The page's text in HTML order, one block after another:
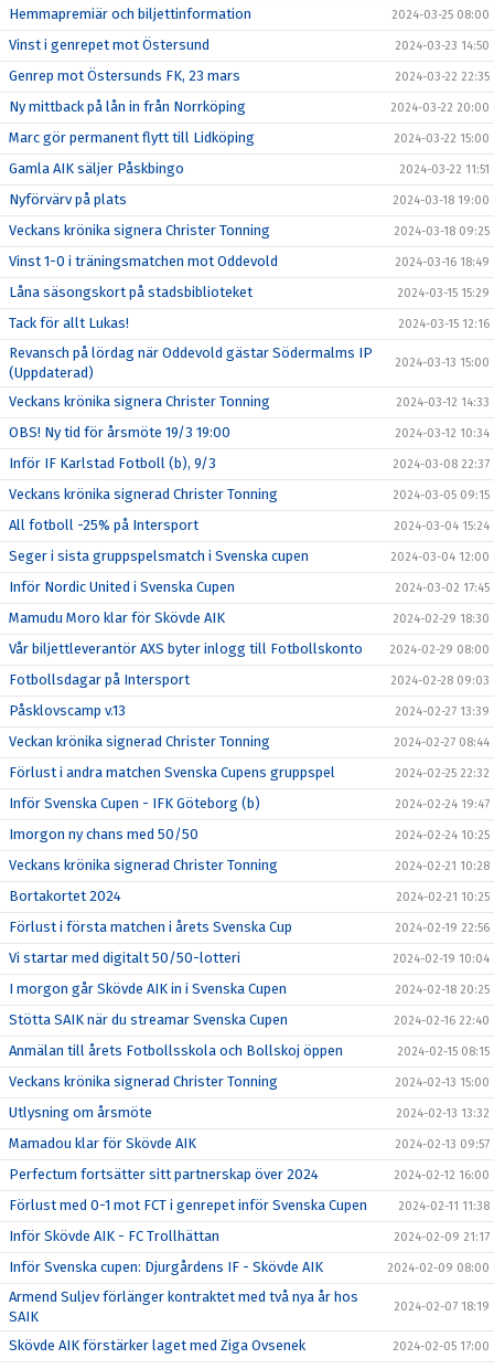
Hemmapremiär och biljettinformation 2024-03-25 08:00
Vinst i genrepet mot Östersund 2024-03-23 14:50
Genrep mot Östersunds FK, 23 mars 2024-03-22 22:35
Ny mittback på lån in från Norrköping 2024-03-22 20:00
Marc gör permanent flytt till Lidköping 2024-03-22 15:00
Gamla AIK säljer Påskbingo 2024-03-22 11:51
Nyförvärv på plats 2024-03-18 19:00
Veckans krönika signera Christer Tonning 2024-03-18 09:25
Vinst 1-0 i träningsmatchen mot Oddevold 2024-03-16 18:49
Låna säsongskort på stadsbiblioteket 2024-03-15 15:29
Tack för allt Lukas! 2024-03-15 12:16
Revansch på lördag när Oddevold gästar Södermalms IP
(Uppdaterad)
2024-03-13 15:00
Veckans krönika signera Christer Tonning 2024-03-12 14:33
OBS! Ny tid för årsmöte 19/3 19:00 2024-03-12 10:34
Inför IF Karlstad Fotboll (b), 9/3 2024-03-08 22:37
Veckans krönika signerad Christer Tonning 2024-03-05 09:15
All fotboll -25% på Intersport 2024-03-04 15:24
Seger i sista gruppspelsmatch i Svenska cupen 2024-03-04 12:00
Inför Nordic United i Svenska Cupen 2024-03-02 17:45
Mamudu Moro klar för Skövde AIK 2024-02-29 18:30
Vår biljettleverantör AXS byter inlogg till Fotbollskonto 2024-02-29 08:00
Fotbollsdagar på Intersport 2024-02-28 09:03
Påsklovscamp v.13 2024-02-27 13:39
Veckan krönika signerad Christer Tonning 2024-02-27 08:44
Förlust i andra matchen Svenska Cupens gruppspel 2024-02-25 22:32
Inför Svenska Cupen - IFK Göteborg (b) 2024-02-24 19:47
Imorgon ny chans med 50/50 2024-02-24 10:25
Veckans krönika signerad Christer Tonning 2024-02-21 10:28
Bortakortet 2024 2024-02-21 10:25
Förlust i första matchen i årets Svenska Cup 2024-02-19 22:56
Vi startar med digitalt 50/50-lotteri 2024-02-19 10:04
I morgon går Skövde AIK in i Svenska Cupen 2024-02-18 20:25
Stötta SAIK när du streamar Svenska Cupen 2024-02-16 22:40
Anmälan till årets Fotbollsskola och Bollskoj öppen 2024-02-15 08:15
Veckans krönika signerad Christer Tonning 2024-02-13 15:00
Utlysning om årsmöte 2024-02-13 13:32
Mamadou klar för Skövde AIK 2024-02-13 09:57
Perfectum fortsätter sitt partnerskap över 2024 2024-02-12 16:00
Förlust med 0-1 mot FCT i genrepet inför Svenska Cupen 2024-02-11 11:38
Inför Skövde AIK - FC Trollhättan 2024-02-09 21:17
Inför Svenska cupen: Djurgårdens IF - Skövde AIK 2024-02-09 08:00
Armend Suljev förlänger kontraktet med två nya år hos
SAIK
2024-02-07 18:19
Skövde AIK förstärker laget med Ziga Ovsenek 2024-02-05 17:00